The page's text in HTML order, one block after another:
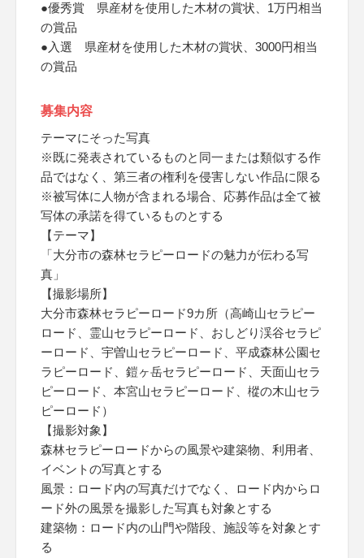
●優秀賞 県産材を使用した木材の賞状、1万円相当
の賞品
●入選 県産材を使用した木材の賞状、3000円相当
の賞品
募集内容
テーマにそった写真
※既に発表されているものと同一または類似する作
品ではなく、第三者の権利を侵害しない作品に限る
※被写体に人物が含まれる場合、応募作品は全て被
写体の承諾を得ているものとする
【テーマ】
「大分市の森林セラピーロードの魅力が伝わる写
真」
【撮影場所】
大分市森林セラピーロード9カ所（高崎山セラピー
ロード、霊山セラピーロード、おしどり渓谷セラピ
ーロード、宇曽山セラピーロード、平成森林公園セ
ラピーロード、鎧ヶ岳セラピーロード、天面山セラ
ピーロード、本宮山セラピーロード、樅の木山セラ
ピーロード）
【撮影対象】
森林セラピーロードからの風景や建築物、利用者、
イベントの写真とする
風景：ロード内の写真だけでなく、ロード内からロ
ード外の風景を撮影した写真も対象とする
建築物：ロード内の山門や階段、施設等を対象とす
る